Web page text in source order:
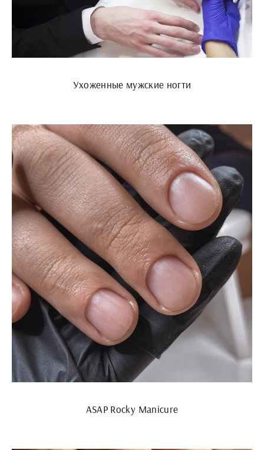
Ухоженные мужские ногти
ASAP Rocky Manicure